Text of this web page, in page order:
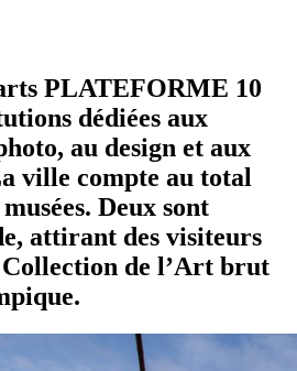
PLATEFORME 10
dédiées aux
au design et aux
ville compte au total
Deux sont
attirant des visiteurs
de l’Art brut